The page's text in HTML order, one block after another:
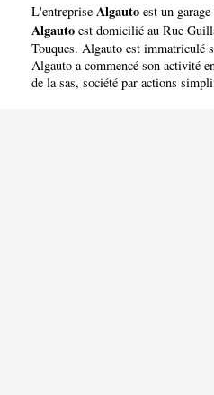
L'entreprise Algauto est un
Algauto est domicilié au Rue
Touques. Algauto est immatriculé
Algauto a commencé son activité
de la sas, société par actions